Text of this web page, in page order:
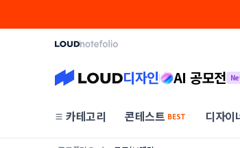
디자인 AI 공모전
카테고리 콘테스트 BEST 디자이